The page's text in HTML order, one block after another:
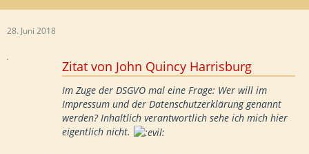
28. Juni 2018
Zitat von John Quincy Harrisburg
Im Zuge der DSGVO mal eine Frage: Wer will im
Impressum und der Datenschutzerklärung genannt
werden? Inhaltlich verantwortlich sehe ich mich hier
eigentlich nicht.